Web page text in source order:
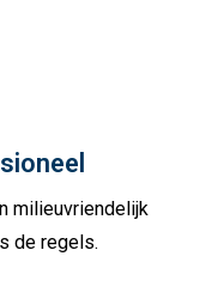
milieuvriendelijk
de regels.